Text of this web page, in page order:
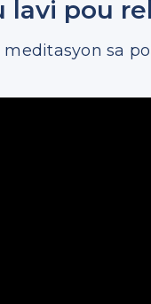
lavi pou
meditasyon sa